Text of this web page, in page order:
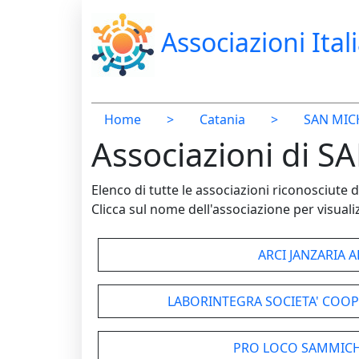
Associazioni
Home > Catania > SAN
Associazioni di
Elenco di tutte le associazioni riconosciute
Clicca sul nome dell'associazione per
ARCI JANZARIA
LABORINTEGRA SOCIETA'
PRO LOCO